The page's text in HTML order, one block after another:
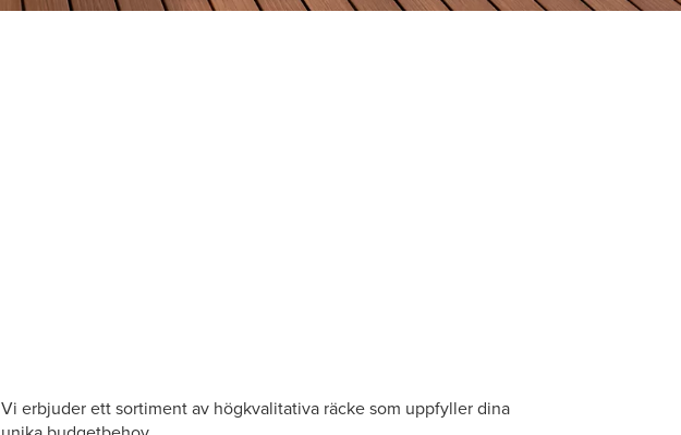
Vi erbjuder ett sortiment av högkvalitativa räcke som uppfyller dina